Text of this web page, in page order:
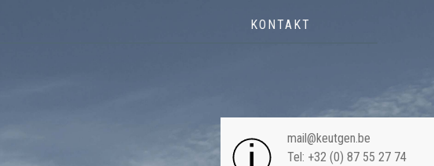
mail@keutgen.be
Tel: +32 (0) 87 55 27 74
KONTAKT